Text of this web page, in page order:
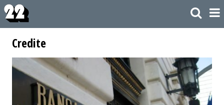
Credite